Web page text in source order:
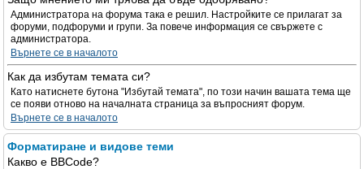
Администратора на форума така е решил. Настройките се прилагат за
форуми, подфоруми и групи. За повече информация се свържете с
администратора.
Върнете се в началото
Как да избутам темата си?
Като натиснете бутона "Избутай темата", по този начин вашата тема ще
се появи отново на началната страница за въпросният форум.
Върнете се в началото
Форматиране и видове теми
Какво е BBCode?